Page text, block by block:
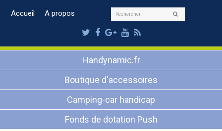
Accueil A propos Rechercher
Twitter
Facebook
Google
Plus
Youtube
RSS
Handynamic.fr
Boutique d'accessoires
Camping-car handicap
Fonds de dotation Push